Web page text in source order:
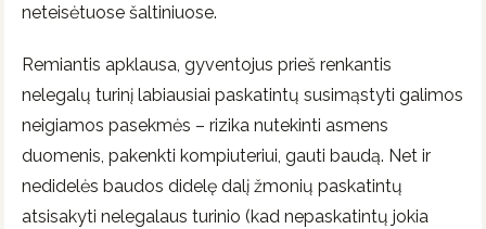
neteisėtuose šaltiniuose.
Remiantis apklausa, gyventojus prieš renkantis
nelegalų turinį labiausiai paskatintų susimąstyti galimos
neigiamos pasekmės – rizika nutekinti asmens
duomenis, pakenkti kompiuteriui, gauti baudą. Net ir
nedidelės baudos didelę dalį žmonių paskatintų
atsisakyti nelegalaus turinio (kad nepaskatintų jokia